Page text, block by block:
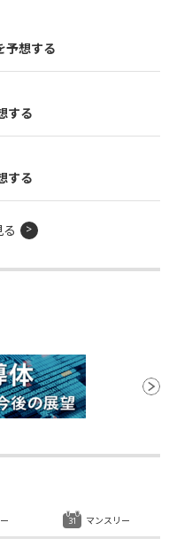
予想する
する
する
マンスリー